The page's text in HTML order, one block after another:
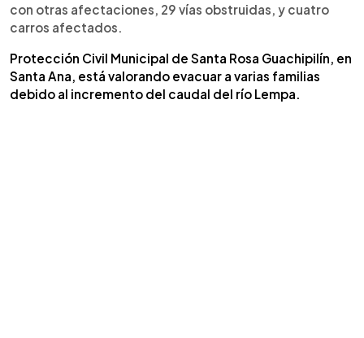
con otras afectaciones, 29 vías obstruidas, y cuatro
carros afectados.
Protección Civil Municipal de Santa Rosa Guachipilín, en
Santa Ana, está valorando evacuar a varias familias
debido al incremento del caudal del río Lempa.